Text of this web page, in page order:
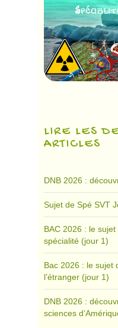
LIRE LES
ARTICLES
DNB 2026 :
Sujet de Spé SVT
BAC 2026 : le sujet
spécialité (jour 1)
Bac 2026 : le sujet
l’étranger (jour 1)
DNB 2026 :
sciences